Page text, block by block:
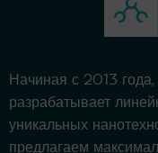
Начиная с 2013
разрабатывает
уникальных
предлагаем